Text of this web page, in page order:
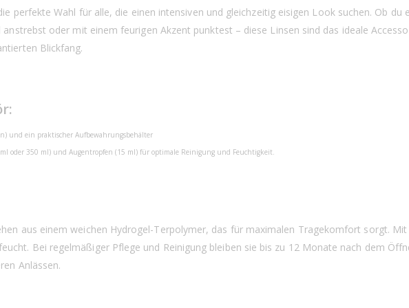
perfekte Wahl für alle, die einen intensiven und gleichzeitig eisigen Look suchen. Ob du
oder mit einem feurigen Akzent punktest – diese Linsen sind das ideale
Blickfang.
und ein praktischer Aufbewahrungsbehälter
oder 350 ml) und Augentropfen (15 ml) für optimale Reinigung und Feuchtigkeit.
aus einem weichen Hydrogel-Terpolymer, das für maximalen Tragekomfort sorgt.
Bei regelmäßiger Pflege und Reinigung bleiben sie bis zu 12 Monate nach dem
Anlässen.